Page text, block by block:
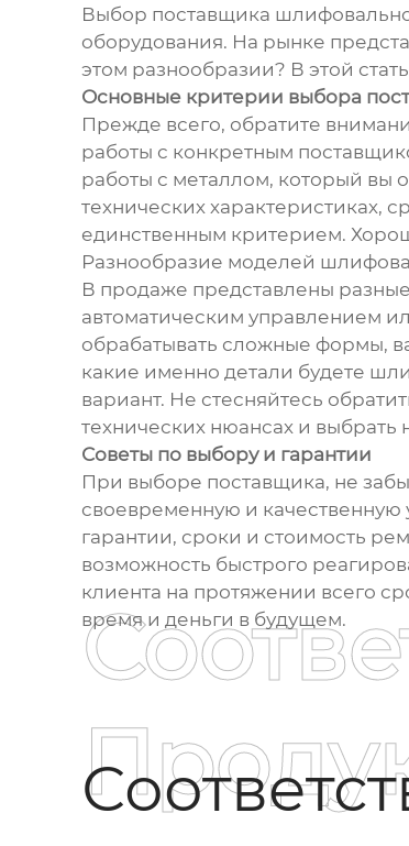
Выбор поставщика
оборудования. На рынке
этом разнообразии? В этой
Основные критерии выбора
Прежде всего, обратите
работы с конкретным
работы с металлом, который вы
технических характеристиках,
единственным критерием.
Разнообразие моделей
В продаже представлены
автоматическим управлением
обрабатывать сложные формы,
какие именно детали будете
вариант. Не стесняйтесь
технических нюансах и
Советы по выбору и гарантии
При выборе поставщика, не
своевременную и качественную
гарантии, сроки и стоимость
возможность быстрого
клиента на протяжении всего
время и деньги в будущем.